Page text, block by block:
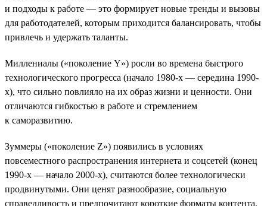
и подходы к работе — это формирует новые тренды и вызовы
для работодателей, которым приходится балансировать, чтобы
привлечь и удержать таланты.
Миллениалы («поколение Y») росли во времена быстрого
технологического прогресса (начало 1980-х — середина 1990-
х), что сильно повлияло на их образ жизни и ценности. Они
отличаются гибкостью в работе и стремлением
к саморазвитию.
Зуммеры («поколение Z») появились в условиях
повсеместного распространения интернета и соцсетей (конец
1990-х — начало 2000-х), считаются более технологически
продвинутыми. Они ценят разнообразие, социальную
справедливость и предпочитают короткие форматы контента.